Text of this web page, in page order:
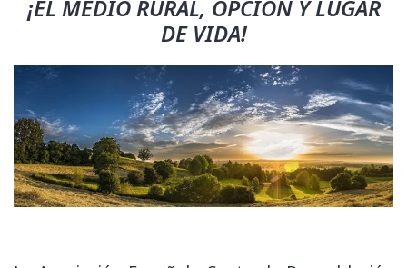
¡EL MEDIO RURAL, OPCIÓN Y LUGAR
DE VIDA!